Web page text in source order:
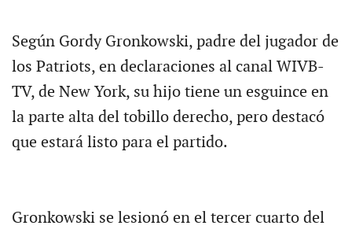
Según Gordy Gronkowski, padre del jugador de
los Patriots, en declaraciones al canal WIVB-
TV, de New York, su hijo tiene un esguince en
la parte alta del tobillo derecho, pero destacó
que estará listo para el partido.
Gronkowski se lesionó en el tercer cuarto del